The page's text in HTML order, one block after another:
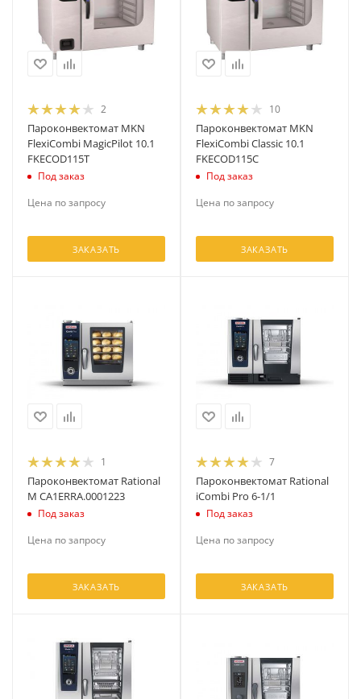
2
Пароконвектомат MKN
FlexiCombi MagicPilot 10.1
FKECOD115T
Под заказ
Цена по запросу
ЗАКАЗАТЬ
10
Пароконвектомат MKN
FlexiCombi Classic 10.1
FKECOD115C
Под заказ
Цена по запросу
ЗАКАЗАТЬ
1
Пароконвектомат Rational
M CA1ERRA.0001223
Под заказ
Цена по запросу
ЗАКАЗАТЬ
7
Пароконвектомат Rational
iCombi Pro 6-1/1
Под заказ
Цена по запросу
ЗАКАЗАТЬ